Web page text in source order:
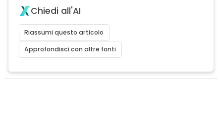
Chiedi all'AI
Riassumi questo articolo
Approfondisci con altre fonti